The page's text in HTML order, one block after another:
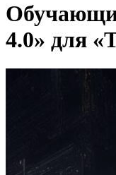
4.0» для